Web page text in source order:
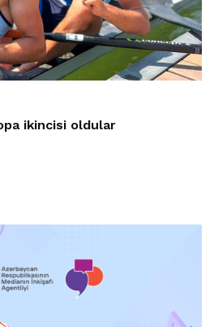
ikincisi oldular